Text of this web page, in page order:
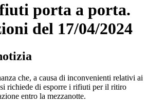
porta a porta.
del 17/04/2024
che, a causa di inconvenienti relativi ai
richiede di esporre i rifiuti per il ritiro
entro la mezzanotte.